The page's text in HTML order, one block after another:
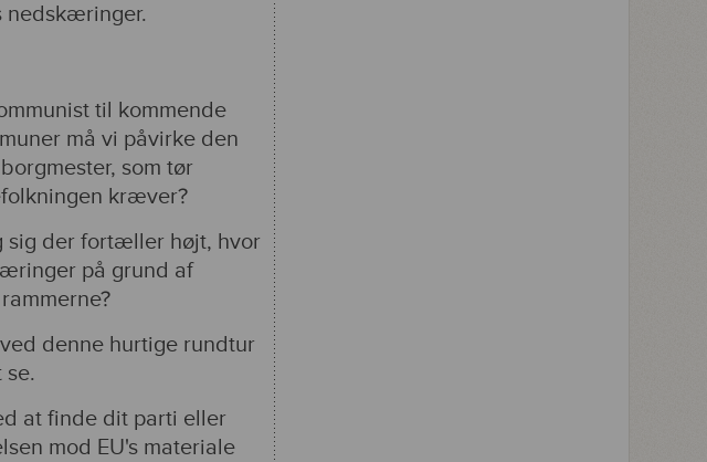
nedskæringer.
til kommende
må vi påvirke den
som tør
kræver?
sig der fortæller højt, hvor
på grund af
denne hurtige rundtur
at finde dit parti eller
mod EU's materiale